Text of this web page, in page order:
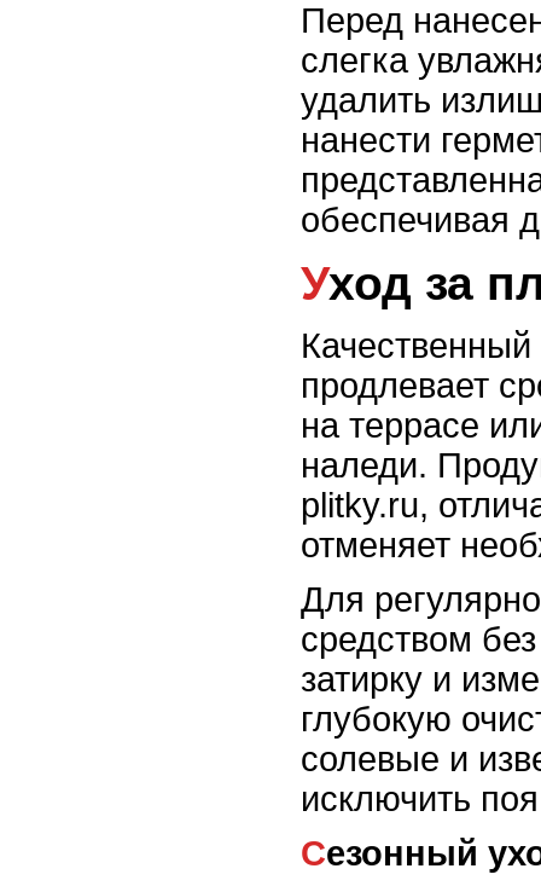
Перед
слегка
удалить
нанести
обеспечивая
Уход за
продлевает
на террасе
наледи.
plitky.ru,
отменяет
Для
средством
затирку и
глубокую
солевые и
исключить
Сезонный